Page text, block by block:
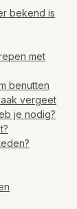
bekend is
met
benutten
vergeet
je nodig?